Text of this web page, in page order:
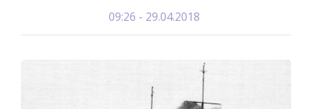
29.04.2018 - 09:26